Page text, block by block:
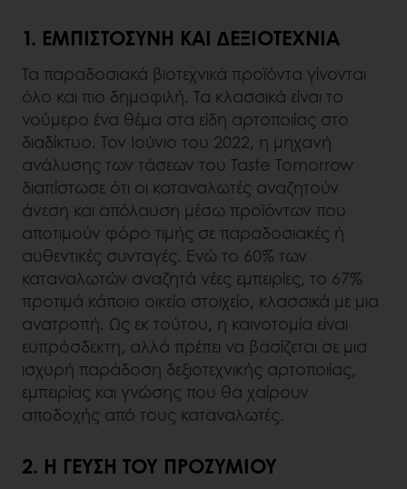
1. ΕΜΠΙΣΤΟΣΎΝΗ ΚΑΙ ΔΕΞΙΟΤΕΧΝΊΑ
Τα παραδοσιακά βιοτεχνικά προϊόντα γίνονται
όλο και πιο δημοφιλή. Τα κλασσικά είναι το
νούμερο ένα θέμα στα είδη αρτοποιίας στο
διαδίκτυο. Τον Ιούνιο του 2022, η μηχανή
ανάλυσης των τάσεων του Taste Tomorrow
διαπίστωσε ότι οι καταναλωτές αναζητούν
άνεση και απόλαυση μέσω προϊόντων που
αποτιμούν φόρο τιμής σε παραδοσιακές ή
αυθεντικές συνταγές. Ενώ το 60% των
καταναλωτών αναζητά νέες εμπειρίες, το 67%
προτιμά κάποιο οικείο στοιχείο, κλασσικά με μια
ανατροπή. Ως εκ τούτου, η καινοτομία είναι
ευπρόσδεκτη, αλλά πρέπει να βασίζεται σε μια
ισχυρή παράδοση δεξιοτεχνικής αρτοποιίας,
εμπειρίας και γνώσης που θα χαίρουν
αποδοχής από τους καταναλωτές.
2. Η ΓΕΥΣΗ ΤΟΥ ΠΡΟΖΥΜΙΟΥ